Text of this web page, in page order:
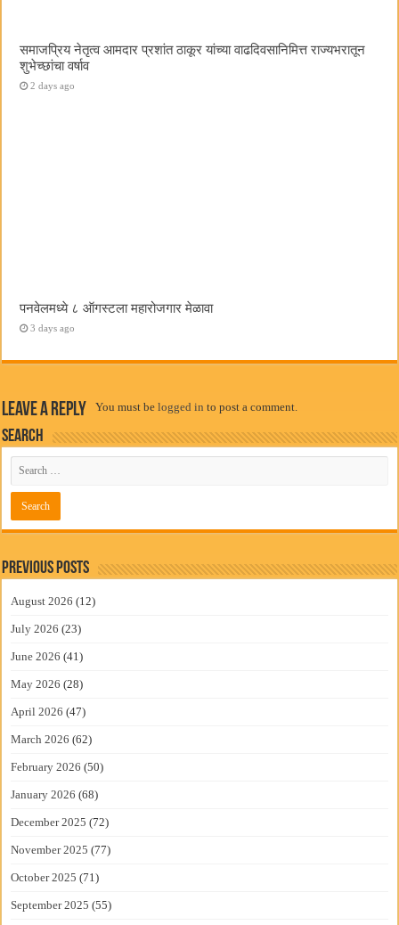
समाजप्रिय नेतृत्व आमदार प्रशांत ठाकूर यांच्या वाढदिवसानिमित्त राज्यभरातून
शुभेच्छांचा वर्षाव
2 days ago
पनवेलमध्ये ८ ऑगस्टला महारोजगार मेळावा
3 days ago
Leave a Reply You must belogged in to post a comment.
Search
Previous Posts
August 2026 (12)
July 2026 (23)
June 2026 (41)
May 2026 (28)
April 2026 (47)
March 2026 (62)
February 2026 (50)
January 2026 (68)
December 2025 (72)
November 2025 (77)
October 2025 (71)
September 2025 (55)